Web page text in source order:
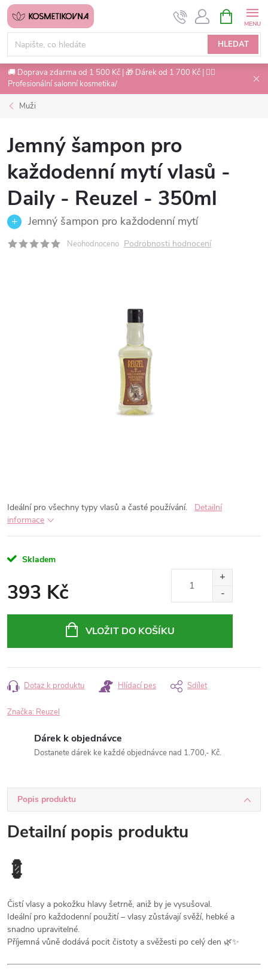
Přejít
obsah
HLEDAT
NÁKUPNÍ
KOŠÍK
🚚 Doprava zdarma od 1 500 Kč | 🎁 Dárek od 1 700 Kč | 💇‍♀️
Profesionální salonní kosmetika/
Muži
Jemný šampon pro
každodenní mytí vlasů -
Daily - Reuzel - 350ml
Jemný šampon pro každodenní mytí
Neohodnoceno Podrobnosti hodnocení
Ideální pro všechny typy vlasů a časté používání.
Detailní
informace
Skladem
393 Kč
VLOŽIT DO KOŠÍKU
Dotaz k produktu Hlídací pes Sdílet
Značka: Reuzel
Dárek k objednávce
Dostanete dárek ke každé objednávce nad 1.700,- Kč.
Popis produktu
Detailní popis produktu
💈
Čistí vlasy a pokožku hlavy šetrně, aniž by je vysušoval.
Ideální pro každodenní použití – vlasy zůstávají svěží, hebké a
snadno upravitelné.
Příjemná vůně dodává pocit čistoty a svěžesti po celý den 🌿✨